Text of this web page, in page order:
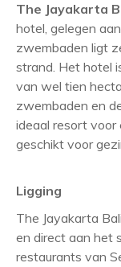
The Jayakarta
hotel, gelegen
zwembaden ligt
strand. Het hotel
van wel tien
zwembaden en
ideaal resort voor
geschikt voor
Ligging
The Jayakarta
en direct aan het
restaurants van